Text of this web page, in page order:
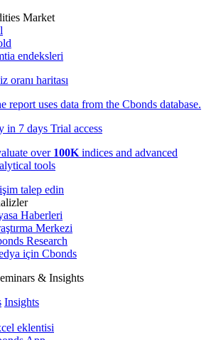
Market
endeksleri
oranı haritası
report uses data from the Cbonds database.
in 7 days Trial access
over 100K indices and advanced
tools
talep edin
Haberleri
Merkezi
Research
için Cbonds
& Insights
Insights
eklentisi